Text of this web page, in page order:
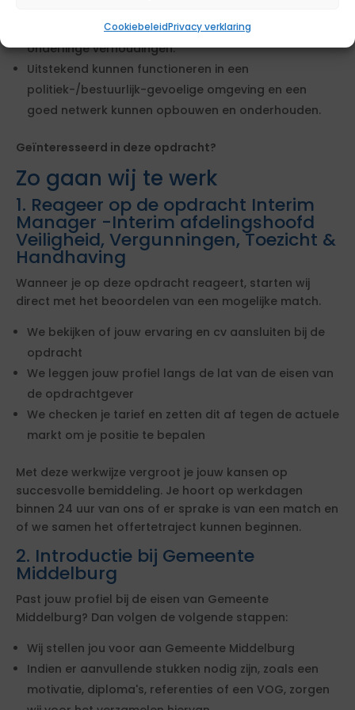
CookiebeleidPrivacy verklaring
anderen en beschikken over een sterk gevoel voor
onderlinge verhoudingen.
Uitstekend kunnen functioneren in een
politiek-/bestuurlijk-gevoelige omgeving en een
goed netwerk kunnen opbouwen en onderhouden.
Geïnteresseerd in deze opdracht?
Zo gaan wij te werk
1. Reageer op de opdracht Interim
Manager -Interim afdelingshoofd
Veiligheid, Vergunningen, Toezicht &
Handhaving
Wanneer je op deze opdracht reageert, starten wij
direct met het beoordelen van een mogelijke match.
We bekijken of jouw ervaring en cv aansluiten bij de
opdracht
We leggen jouw profiel langs de lat van de eisen van
de opdrachtgever
We checken je tarief en zetten dit af tegen de actuele
markt om je positie te bepalen
Met deze werkwijze vergroot je jouw kansen op
succesvolle bemiddeling. Je hoort op werkdagen
binnen 24 uur van ons of er sprake is van een match en
of we samen het offertetraject kunnen beginnen.
2. Introductie bij Gemeente
Middelburg
Past jouw profiel bij de eisen van Gemeente
Middelburg? Dan volgen de volgende stappen:
Wij stellen jou voor aan Gemeente Middelburg
Indien er aanvullende stukken nodig zijn, zoals een
motivatie, diploma's, referenties of een VOG, zorgen